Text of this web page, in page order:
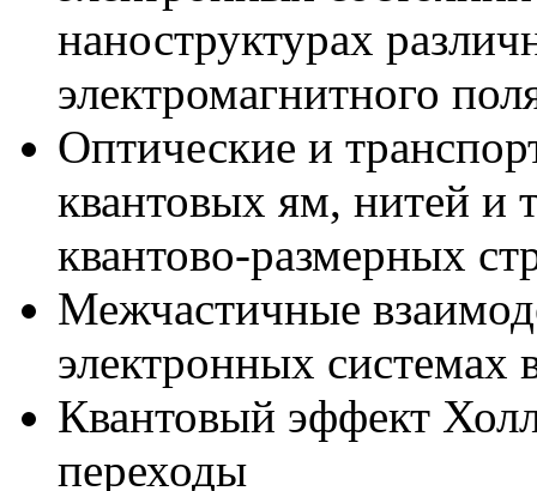
наноструктурах
электромагнитного
Оптические и
квантовых ям, нитей и
квантово-размерных
Межчастичные
электронных системах
Квантовый эффект
переходы